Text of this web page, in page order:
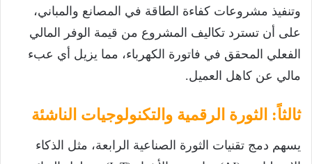
وتنفيذ مشروعات كفاءة الطاقة في المصانع والمباني،
على أن تسترد تكاليف المشروع من قيمة الوفر المالي
الفعلي المحقق في فاتورة الكهرباء، مما يزيل أي عبء
مالي عن كاهل العميل.
ثالثاً: الثورة الرقمية والتكنولوجيات الناشئة
يسهم دمج تقنيات الثورة الصناعية الرابعة، مثل الذكاء